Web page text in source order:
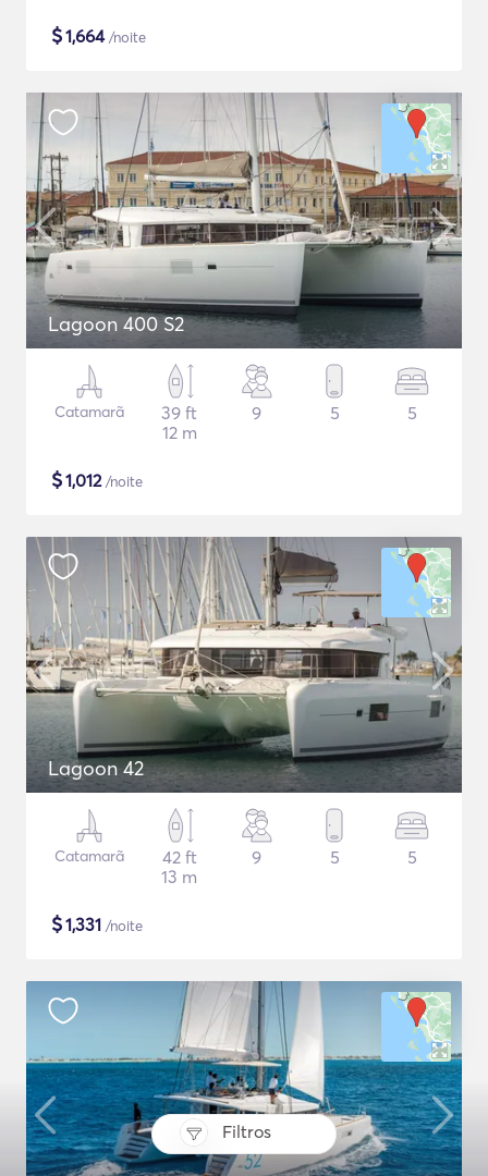
Filtros
$1,664/noite
Lagoon 400 S2
Catamarã
39 ft
12 m
9 5 5
$1,012/noite
Lagoon 42
Catamarã
42 ft
13 m
9 5 5
$1,331 /noite